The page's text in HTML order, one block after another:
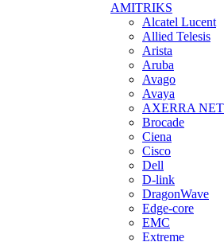
AMITRIKS
Alcatel Lucent
Allied Telesis
Arista
Aruba
Avago
Avaya
AXERRA
Brocade
Ciena
Cisco
Dell
D-link
DragonWave
Edge-core
EMC
Extreme